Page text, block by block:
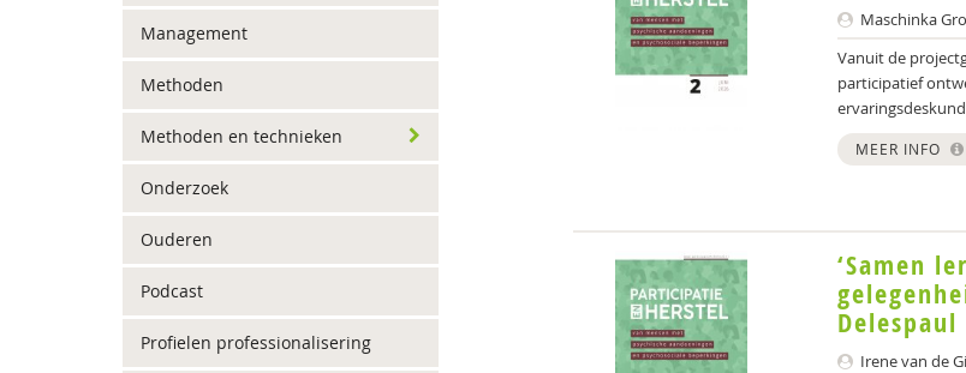
Management
Methoden
Methoden en technieken
Onderzoek
Ouderen
Podcast
Profielen professionalisering
Maschinka
Vanuit de
participatief
MEER INFO
‘Samen
Delespaul
Irene van de